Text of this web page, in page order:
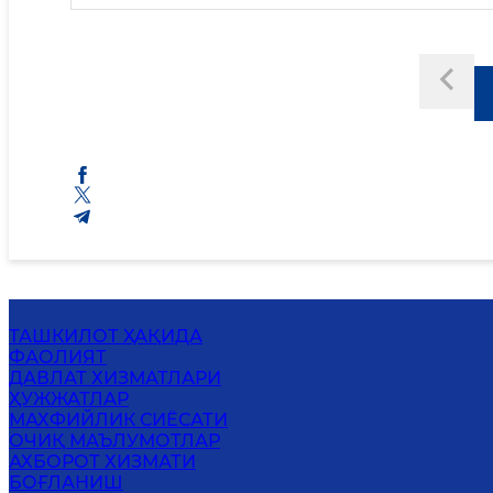
ТАШКИЛОТ ҲАҚИДА
ФАОЛИЯТ
ДАВЛАТ ХИЗМАТЛАРИ
ҲУЖЖАТЛАР
МАХФИЙЛИК СИЁСАТИ
ОЧИҚ МАЪЛУМОТЛАР
АХБОРОТ ХИЗМАТИ
БОҒЛАНИШ